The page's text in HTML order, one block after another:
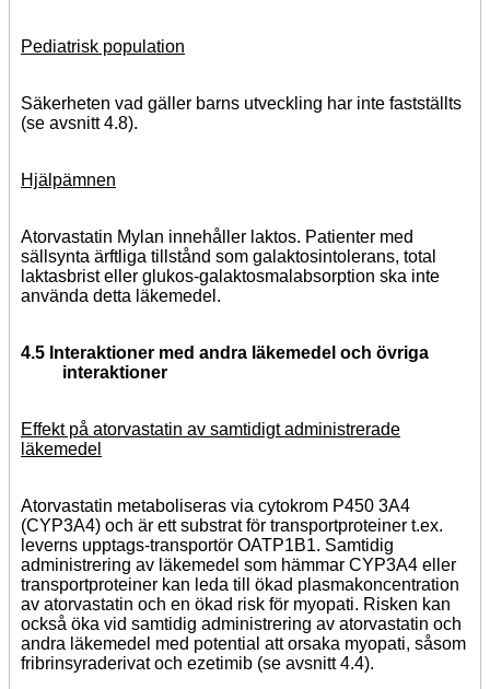
Pediatrisk population
Säkerheten vad gäller barns utveckling har inte fastställts
(se avsnitt 4.8).
Hjälpämnen
Atorvastatin Mylan innehåller laktos. Patienter med
sällsynta ärftliga tillstånd som galaktosintolerans, total
laktasbrist eller glukos-galaktosmalabsorption ska inte
använda detta läkemedel.
4.5 Interaktioner med andra läkemedel och övriga
interaktioner
Effekt på atorvastatin av samtidigt administrerade
läkemedel
Atorvastatin metaboliseras via cytokrom P450 3A4
(CYP3A4) och är ett substrat för transportproteiner t.ex.
leverns upptags-transportör OATP1B1. Samtidig
administrering av läkemedel som hämmar CYP3A4 eller
transportproteiner kan leda till ökad plasmakoncentration
av atorvastatin och en ökad risk för myopati. Risken kan
också öka vid samtidig administrering av atorvastatin och
andra läkemedel med potential att orsaka myopati, såsom
fribrinsyraderivat och ezetimib (se avsnitt 4.4).